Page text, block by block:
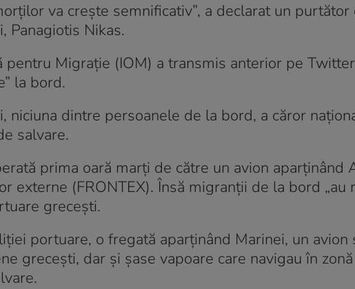
va crește semnificativ”, a declarat un purtător
Panagiotis Nikas.
pentru Migrație (IOM) a transmis anterior pe
la bord.
niciuna dintre persoanele de la bord, a căror
salvare.
prima oară marţi de către un avion aparţinând
externe (FRONTEX). Însă migranţii de la bord „au
greceşti.
portuare, o fregată aparţinând Marinei, un
greceşti, dar şi şase vapoare care navigau în